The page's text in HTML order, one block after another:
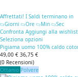
Affrettati! I Saldi terminano in
Giorni
Ore Min
Sec
Confronta Aggiungi alla wishlist
Seleziona opzioni
Pigiama uomo 100% caldo
49,00 € 36,75 €
(0 Recensioni)
Ottanio Polvere